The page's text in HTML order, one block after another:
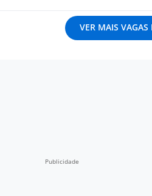
VER MAIS VAGAS